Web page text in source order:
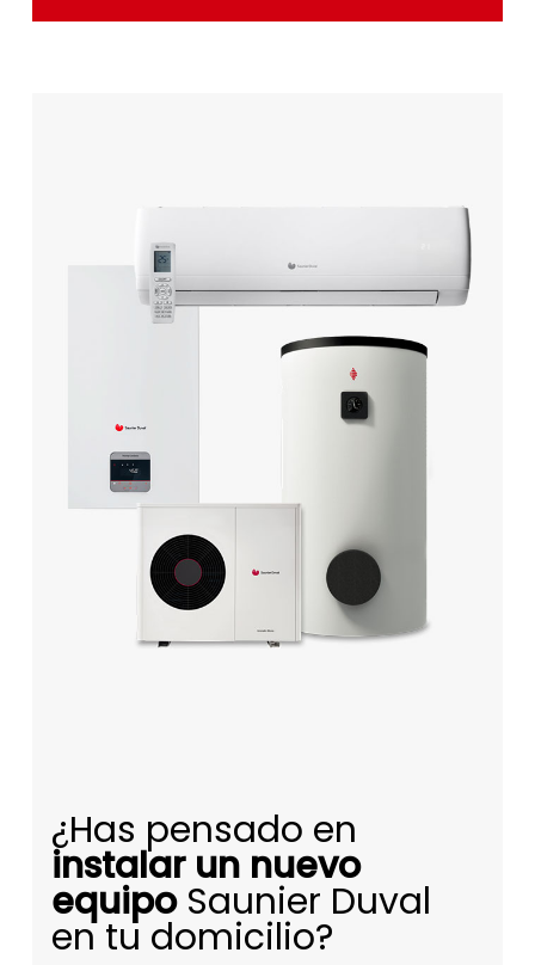
¿Has pensado en
instalar un nuevo
equipoSaunier Duval
en tu domicilio?